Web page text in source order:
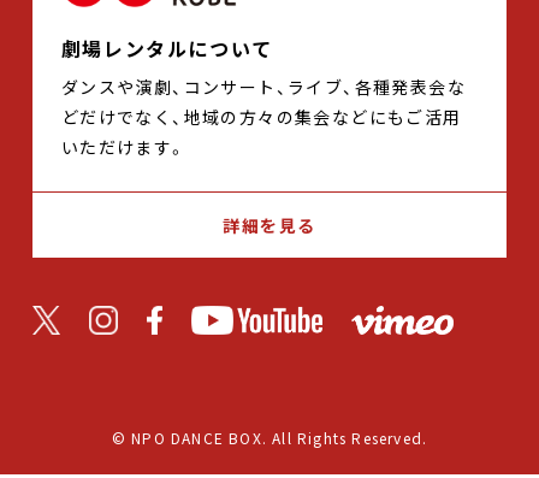
劇場レンタルについて
ダンスや演劇、コンサート、ライブ、各種発表会な
どだけでなく、地域の方々の集会などにもご活用
いただけます。
詳細を見る
© NPO DANCE BOX. All Rights Reserved.